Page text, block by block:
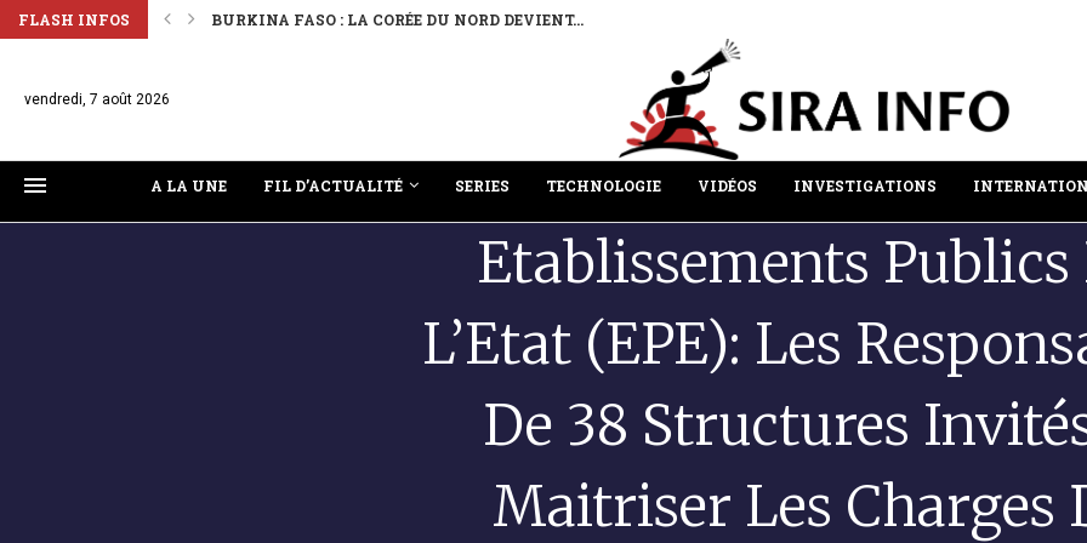
FLASH INFOS BURKINA FASO : LES FONDS TRANSFÉRÉS PAR LA...
vendredi, 7 août 2026
A LA UNE FIL D’ACTUALITÉ SERIES TECHNOLOGIE VIDÉOS INVESTIGATIONS
Etablissements Publics
L’Etat (EPE): Les
De 38 Structures
Maitriser Les Charges